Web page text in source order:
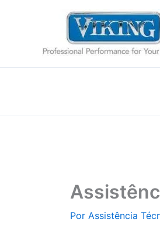
Por Assistência